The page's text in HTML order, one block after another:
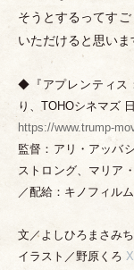
そうとするってす
いただけると思いま
◆『アプレンティス
り、TOHOシネマズ
https://www.trump-
監督：アリ ・ アッバ
ストロング、マリア ・
／配給：キノフィルム
文／よしひろまさみち
イラスト／野原くろ